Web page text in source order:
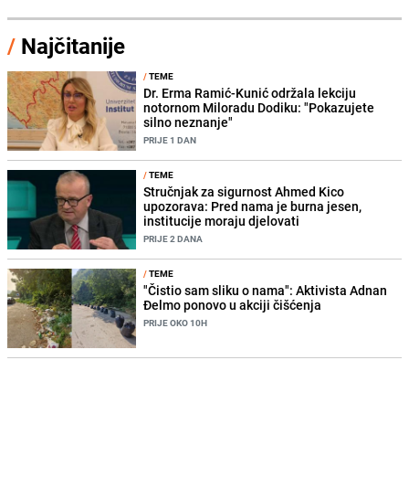
/ Najčitanije
/TEME
Dr. Erma Ramić-Kunić održala lekciju
notornom Miloradu Dodiku: "Pokazujete
silno neznanje"
PRIJE 1 DAN
/TEME
Stručnjak za sigurnost Ahmed Kico
upozorava: Pred nama je burna jesen,
institucije moraju djelovati
PRIJE 2 DANA
/TEME
"Čistio sam sliku o nama": Aktivista Adnan
Đelmo ponovo u akciji čišćenja
PRIJE OKO 10H